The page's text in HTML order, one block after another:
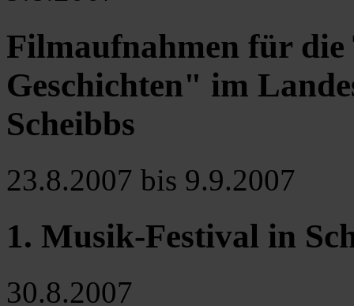
Filmaufnahmen für
Geschichten" im
Scheibbs
23.8.2007 bis 9.9.2007
1. Musik-Festival in
30.8.2007